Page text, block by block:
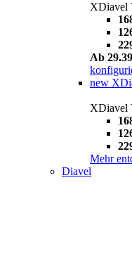
XDiavel
Ab
new
XDiavel
Mehr
Diavel